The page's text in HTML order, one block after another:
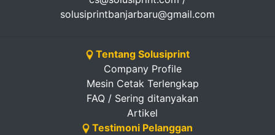
solusiprintbanjarbaru@gmail.com
Tentang Solusiprint
Company Profile
Mesin Cetak Terlengkap
FAQ / Sering ditanyakan
Artikel
Testimoni Pelanggan